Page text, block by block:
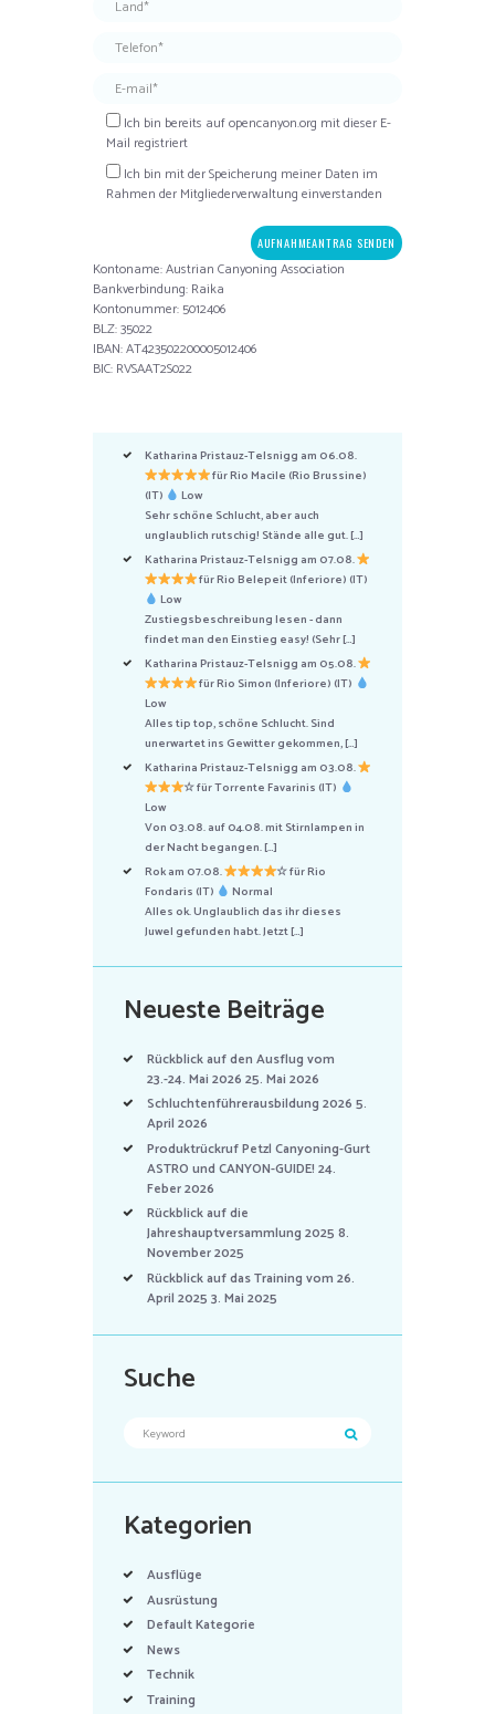
Ich bin bereits auf opencanyon.org mit dieser E-
Mail registriert
Ich bin mit der Speicherung meiner Daten im
Rahmen der Mitgliederverwaltung einverstanden
Kontoname: Austrian Canyoning Association
Bankverbindung: Raika
Kontonummer: 5012406
BLZ: 35022
IBAN: AT423502200005012406
BIC: RVSAAT2S022
Katharina Pristauz-Telsnigg am 06.08.
für Rio Macile (Rio Brussine)
(IT)
Low
Sehr schöne Schlucht, aber auch
unglaublich rutschig! Stände alle gut. […]
Katharina Pristauz-Telsnigg am 07.08.
für Rio Belepeit (Inferiore) (IT)
Low
Zustiegsbeschreibung lesen - dann
findet man den Einstieg easy! (Sehr […]
Katharina Pristauz-Telsnigg am 05.08.
für Rio Simon (Inferiore) (IT)
Low
Alles tip top, schöne Schlucht. Sind
unerwartet ins Gewitter gekommen, […]
Katharina Pristauz-Telsnigg am 03.08.
☆ für Torrente Favarinis (IT)
Low
Von 03.08. auf 04.08. mit Stirnlampen in
der Nacht begangen. […]
Rok am 07.08.
☆ für Rio
Fondaris (IT)
Normal
Alles ok. Unglaublich das ihr dieses
Juwel gefunden habt. Jetzt […]
Neueste Beiträge
Rückblick auf den Ausflug vom
23.-24. Mai 2026 25. Mai 2026
Schluchtenführerausbildung 2026 5.
April 2026
Produktrückruf Petzl Canyoning-Gurt
ASTRO und CANYON-GUIDE! 24.
Feber 2026
Rückblick auf die
Jahreshauptversammlung 2025 8.
November 2025
Rückblick auf das Training vom 26.
April 2025 3. Mai 2025
Suche
Kategorien
Ausflüge
Ausrüstung
Default Kategorie
News
Technik
Training